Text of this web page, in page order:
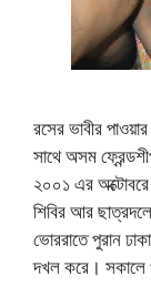
রসের ভাবীর
সাথে অসম
২০০১ এর
শিবির আর
ভোররাতে পুরান
দখল করে। সকালে